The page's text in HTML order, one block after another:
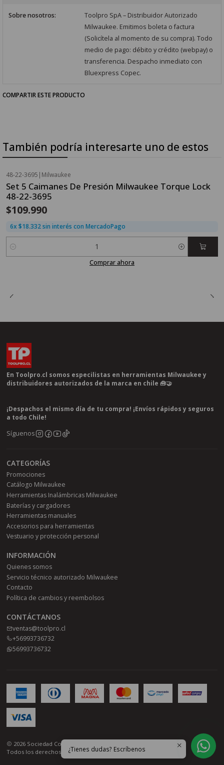
Sobre nosotros:
Toolpro SpA – Distribuidor Autorizado
Milwaukee. Emitimos boleta o factura
(Solicítela al momento de su compra). Todo
medio de pago: débito y crédito (webpay) o
transferencia. Despacho inmediato con
Bluexpress Copec.
COMPARTIR ESTE PRODUCTO
También podría interesarte uno de estos
48-22-3695 | Milwaukee
Set 5 Caimanes De Presión Milwaukee Torque Lock
48-22-3695
$109.990
6x $18.332 sin interés con MercadoPago
Cantidad
Comprar ahora
En Toolpro.cl somos especilistas en herramientas Milwaukee y
distribuidores autorizados de la marca en chile 🧰🤝
¡Despachos el mismo día de tu compra! ¡Envíos rápidos y seguros
a todo Chile!
Síguenos
CATEGORÍAS
Promociones
Catálogo Milwaukee
Herramientas Inalámbricas Milwaukee
Baterías y cargadores
Herramientas manuales
Accesorios para herramientas
Vestuario y protección personal
INFORMACIÓN
Quienes somos
Servicio técnico autorizado Milwaukee
Contacto
Política de cambios y reembolsos
CONTÁCTANOS
ventas@toolpro.cl
+56993736732
56993736732
2026 Sociedad Comercial Toolpro SPA.
Todos los derechos reservados.Desarrollado por Jumpseller
¿Tienes dudas? Escríbenos